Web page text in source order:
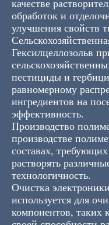
качестве
обработок и
улучшения свойств
Гексилцеллозольв
пестициды и
равномерному
ингредиентов на
эффективность.
Производство
производстве
составах,
растворять
технологичность.
Очистка
используется для
компонентов, таких